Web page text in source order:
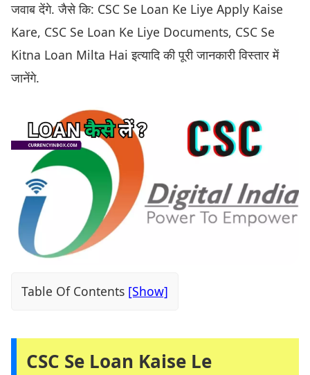
जवाब देंगे. जैसे कि: CSC Se Loan Ke Liye Apply Kaise
Kare, CSC Se Loan Ke Liye Documents, CSC Se
Kitna Loan Milta Hai इत्यादि की पूरी जानकारी विस्तार में
जानेंगे.
Table Of Contents
CSC Se Loan Kaise Le